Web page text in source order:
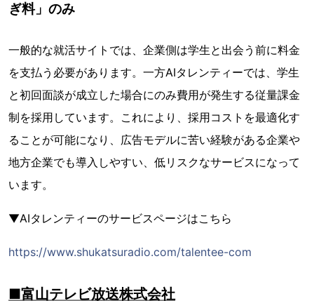
ぎ料」のみ
一般的な就活サイトでは、企業側は学生と出会う前に料金
を支払う必要があります。一方AIタレンティーでは、学生
と初回面談が成立した場合にのみ費用が発生する従量課金
制を採用しています。これにより、採用コストを最適化す
ることが可能になり、広告モデルに苦い経験がある企業や
地方企業でも導入しやすい、低リスクなサービスになって
います。
▼AIタレンティーのサービスページはこちら
https://www.shukatsuradio.com/talentee-com
■富山テレビ放送株式会社